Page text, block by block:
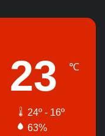
23 ℃
24º - 16º
63%